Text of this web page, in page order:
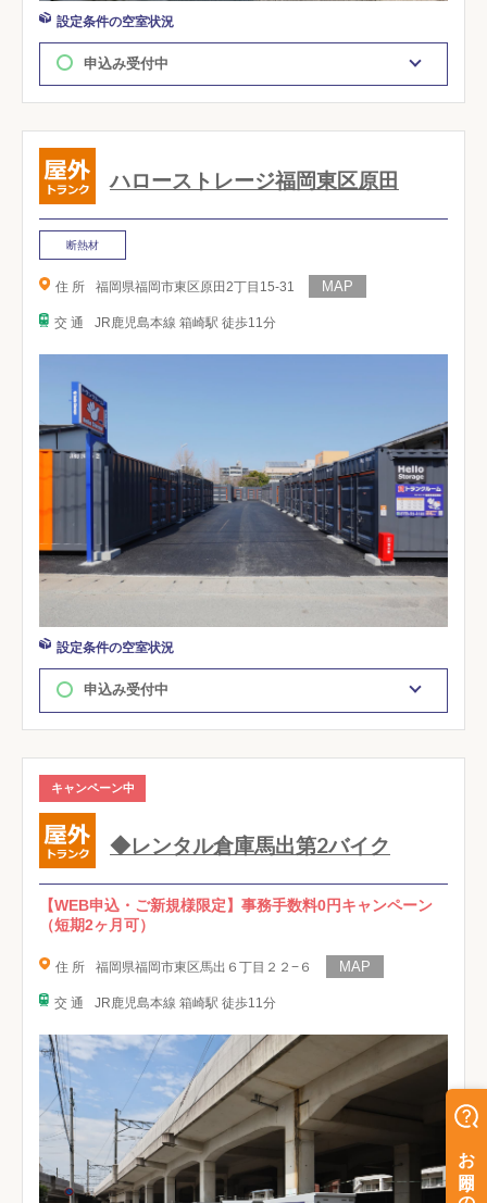
設定条件の空室状況
申込み受付中
ハローストレージ福岡東区原田
断熱材
住 所 福岡県福岡市東区原田2丁目15-31
交 通 JR鹿児島本線 箱崎駅 徒歩11分
設定条件の空室状況
申込み受付中
キャンペーン中
◆レンタル倉庫馬出第2バイク
【WEB申込・ご新規様限定】事務手数料0円キャンペーン
（短期2ヶ月可）
住 所 福岡県福岡市東区馬出６丁目２２−６
交 通 JR鹿児島本線 箱崎駅 徒歩11分